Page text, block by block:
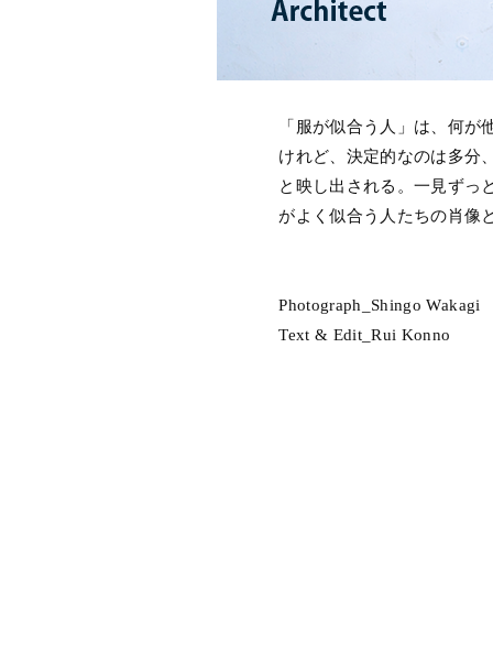
「服が似合う人」は、何
けれど、決定的なのは多分
と映し出される。一見ずっ
がよく似合う人たちの肖像
Photograph_Shingo Wakagi
Text & Edit_Rui Konno